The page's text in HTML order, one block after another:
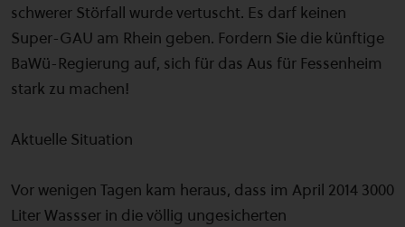
schwerer Störfall wurde vertuscht. Es darf keinen
Super-GAU am Rhein geben. Fordern Sie die künftige
BaWü-Regierung auf, sich für das Aus für Fessenheim
stark zu machen!
Aktuelle Situation
Vor wenigen Tagen kam heraus, dass im April 2014 3000
Liter Wassser in die völlig ungesicherten